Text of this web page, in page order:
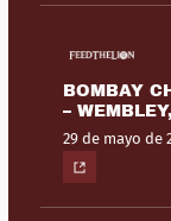
BOMBAY
–
29 de mayo de